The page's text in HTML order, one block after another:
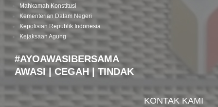
Mahkamah Konstitusi
Kementerian Dalam Negeri
Kepolisian Republik Indonesia
Kejaksaan Agung
#AYOAWASIBERSAMA
AWASI | CEGAH | TINDAK
KONTAK KAMI